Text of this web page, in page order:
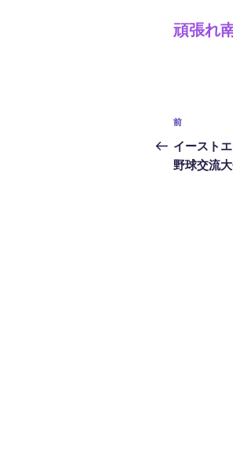
頑張れ
投
稿
ナ
前
の
投
前
イースト
野球交流